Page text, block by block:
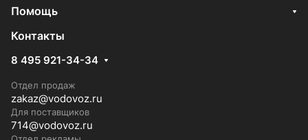
Помощь
Контакты
8 495 921-34-34
Отдел продаж
zakaz@vodovoz.ru
Для поставщиков
714@vodovoz.ru